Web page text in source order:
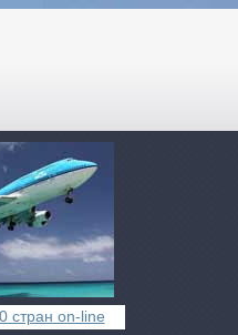
стран on-line